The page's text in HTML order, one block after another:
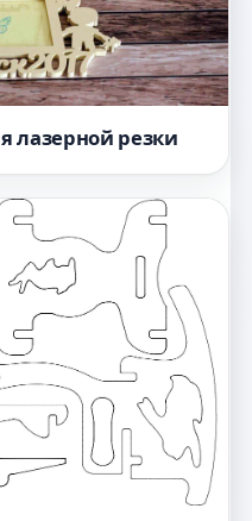
лазерной резки